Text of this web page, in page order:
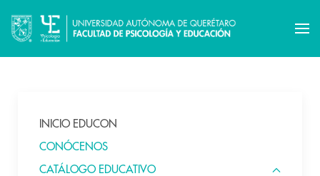
INICIO EDUCON
CONÓCENOS
CATÁLOGO EDUCATIVO